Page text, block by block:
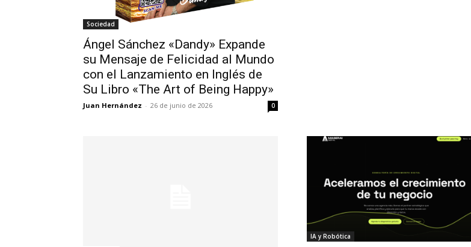
Sociedad
Ángel Sánchez «Dandy» Expande
su Mensaje de Felicidad al Mundo
con el Lanzamiento en Inglés de
Su Libro «The Art of Being Happy»
Juan Hernández - 26 de junio de 2026 0
IA y Robótica